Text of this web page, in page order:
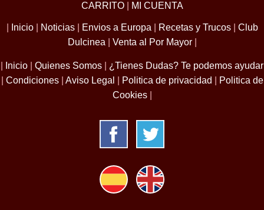
CARRITO| MI CUENTA
Inicio Noticias Envios a Europa Recetas y Trucos
Club
Dulcinea
Venta al Por Mayor
Inicio Quienes Somos
¿Tienes Dudas? Te podemos ayudar
Condiciones Aviso Legal Politica de privacidad
Politica de
Cookies